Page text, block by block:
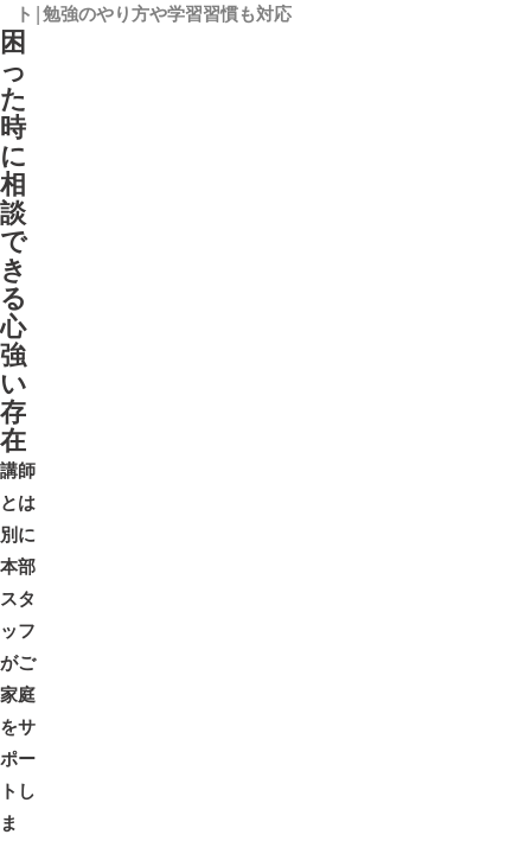
ト|勉強のやり方や学習習慣も対応
困
っ
た
時
に
相
談
で
き
る
心
強
い
存
在
講師
とは
別に
本部
スタ
ッフ
がご
家庭
をサ
ポー
トし
ま